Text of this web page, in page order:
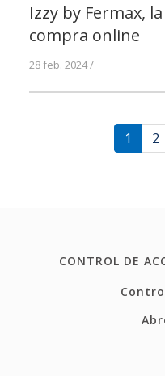
Izzy by Fermax,
compra online
28 feb. 2024 /
1 2
CONTROL DE